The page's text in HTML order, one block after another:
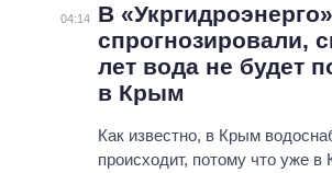
04:14
В «Укргидроэнерго»
спрогнозировали,
лет вода не будет
в Крым
Как известно, в Крым
происходит, потому что уже в